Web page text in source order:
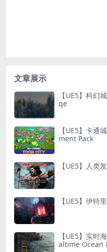
文章展示
【UE5】科幻
ge
【UE5】卡
ment Pack
【UE5】人类
【UE5】伊
【UE5】实时
altime Ocean